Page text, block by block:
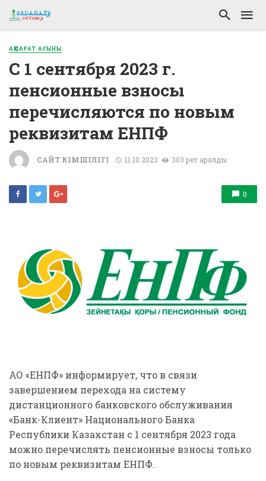
АҚПАРАТ АҒЫНЫ
С 1 сентября 2023 г.
пенсионные взносы
перечисляются по новым
реквизитам ЕНПФ
САЙТ ӘКІМШІЛІГІ 11.10.2023 303 рет қаралды
0
АО «ЕНПФ» информирует, что в связи
завершением перехода на систему
дистанционного банковского обслуживания
«Банк-Клиент» Национального Банка
Республики Казахстан с 1 сентября 2023 года
можно перечислять пенсионные взносы только
по новым реквизитам ЕНПФ.